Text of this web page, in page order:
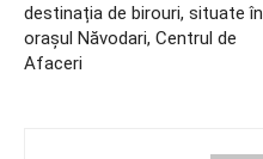
destinația de birouri, situate în
oraşul Năvodari, Centrul de
Afaceri